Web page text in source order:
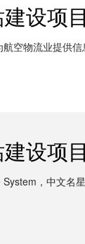
设项目
空物流业提供
设项目
，中文名